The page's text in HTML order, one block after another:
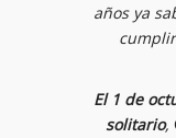
años ya
El 1 de
solitario,